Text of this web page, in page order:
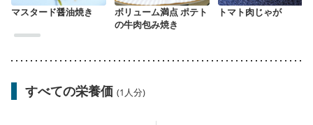
マスタード醤油焼き
ボリューム満点 ポテト
の牛肉包み焼き
トマト肉じゃが
すべての栄養価 (1人分)